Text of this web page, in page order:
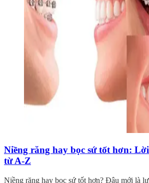
Niềng răng hay bọc sứ tốt hơn:
từ A-Z
Niềng răng hay bọc sứ tốt hơn? Đâu mới là